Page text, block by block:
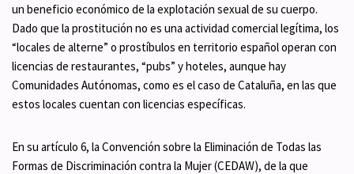
un beneficio económico de la explotación sexual de su cuerpo.
Dado que la prostitución no es una actividad comercial legítima, los
“locales de alterne” o prostíbulos en territorio español operan con
licencias de restaurantes, “pubs” y hoteles, aunque hay
Comunidades Autónomas, como es el caso de Cataluña, en las que
estos locales cuentan con licencias específicas.
En su artículo 6, la Convención sobre la Eliminación de Todas las
Formas de Discriminación contra la Mujer (CEDAW), de la que